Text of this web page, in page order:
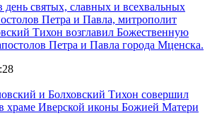
святых, славных и всехвальных
Петра и Павла, митрополит
Тихон возглавил Божественную
Петра и Павла города Мценска.